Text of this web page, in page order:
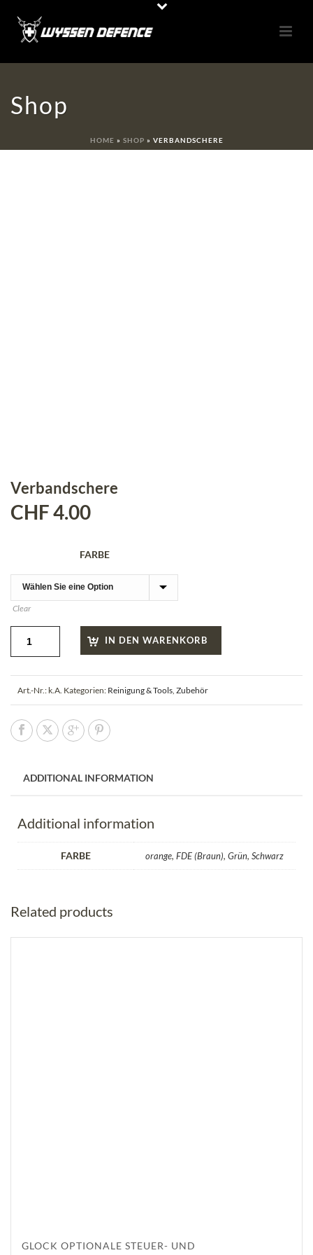
Shop
HOME » SHOP » VERBANDSCHERE
Verbandschere
CHF4.00
FARBE
Clear
IN DEN WARENKORB
Art.-Nr.: k.A. Kategorien: Reinigung & Tools, Zubehör
ADDITIONAL INFORMATION
Additional information
FARBE orange, FDE (Braun), Grün, Schwarz
Related products
GLOCK OPTIONALE STEUER- UND